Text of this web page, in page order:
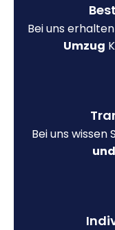
Bei uns
Umzug
Bei uns wissen